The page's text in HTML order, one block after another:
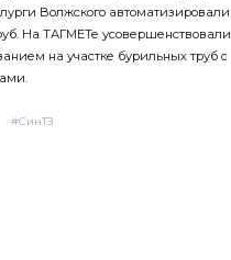
Волжского автоматизировали
На ТАГМЕТе усовершенствовали
на участке бурильных труб с
#СинТЗ